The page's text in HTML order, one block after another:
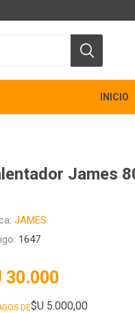
INICIO
James
JAMES
1647
30.000
DE$U 5.000,00